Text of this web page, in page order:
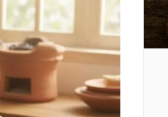
Copy Link